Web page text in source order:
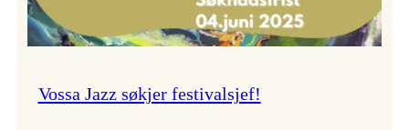
Vossa Jazz søkjer festivalsjef!